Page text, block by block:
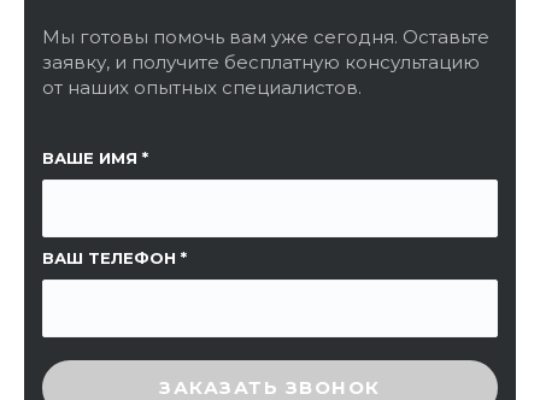
Мы готовы помочь вам уже сегодня. Оставьте
заявку, и получите бесплатную консультацию
от наших опытных специалистов.
ВАШЕ ИМЯ
ВАШ ТЕЛЕФОН
ССЫЛКА НА СТРАНИЦУ
ВВЕДИТЕ ПРОВЕРОЧНЫЙ КОД
ЗАКАЗАТЬ ЗВОНОК